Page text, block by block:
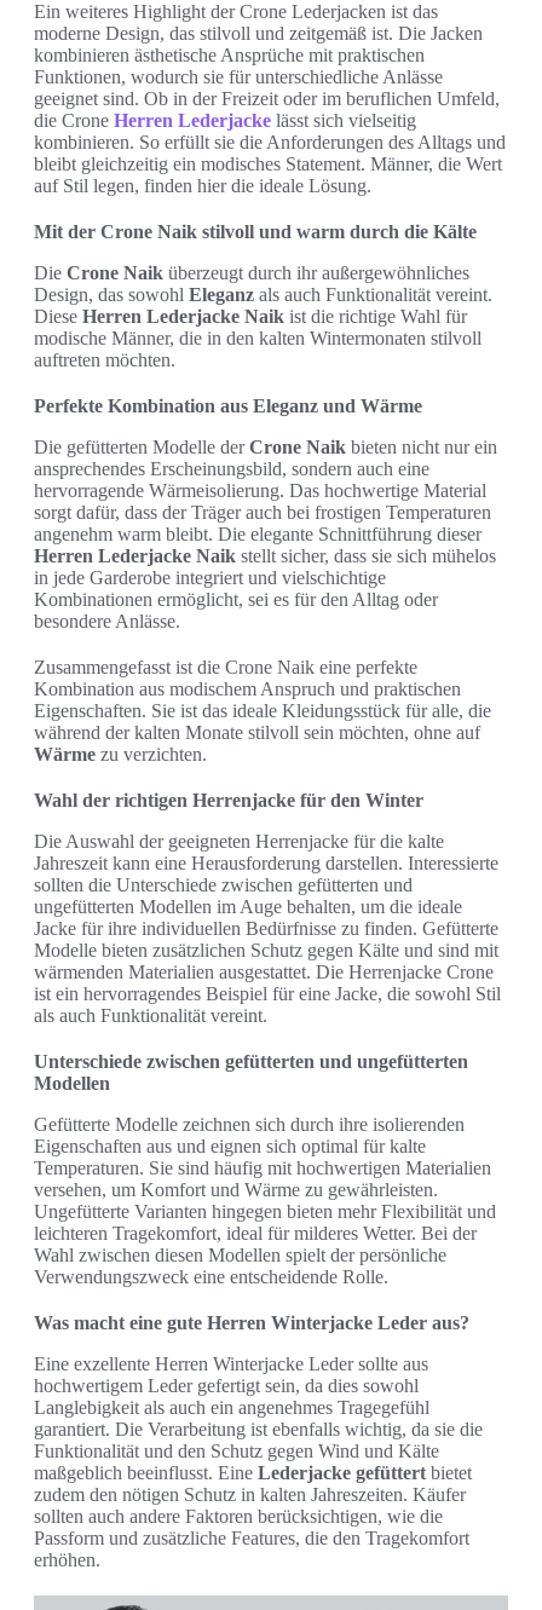
Ein weiteres Highlight der Crone Lederjacken ist das
moderne Design, das stilvoll und zeitgemäß ist. Die Jacken
kombinieren ästhetische Ansprüche mit praktischen
Funktionen, wodurch sie für unterschiedliche Anlässe
geeignet sind. Ob in der Freizeit oder im beruflichen Umfeld,
die Crone Herren Lederjacke lässt sich vielseitig
kombinieren. So erfüllt sie die Anforderungen des Alltags und
bleibt gleichzeitig ein modisches Statement. Männer, die Wert
auf Stil legen, finden hier die ideale Lösung.
Mit der Crone Naik stilvoll und warm durch die Kälte
Die Crone Naik überzeugt durch ihr außergewöhnliches
Design, das sowohl Eleganz als auch Funktionalität vereint.
Diese Herren Lederjacke Naik ist die richtige Wahl für
modische Männer, die in den kalten Wintermonaten stilvoll
auftreten möchten.
Perfekte Kombination aus Eleganz und Wärme
Die gefütterten Modelle derCrone Naik bieten nicht nur ein
ansprechendes Erscheinungsbild, sondern auch eine
hervorragende Wärmeisolierung. Das hochwertige Material
sorgt dafür, dass der Träger auch bei frostigen Temperaturen
angenehm warm bleibt. Die elegante Schnittführung dieser
Herren Lederjacke Naik stellt sicher, dass sie sich mühelos
in jede Garderobe integriert und vielschichtige
Kombinationen ermöglicht, sei es für den Alltag oder
besondere Anlässe.
Zusammengefasst ist die Crone Naik eine perfekte
Kombination aus modischem Anspruch und praktischen
Eigenschaften. Sie ist das ideale Kleidungsstück für alle, die
während der kalten Monate stilvoll sein möchten, ohne auf
Wärme zu verzichten.
Wahl der richtigen Herrenjacke für den Winter
Die Auswahl der geeigneten Herrenjacke für die kalte
Jahreszeit kann eine Herausforderung darstellen. Interessierte
sollten die Unterschiede zwischen gefütterten und
ungefütterten Modellen im Auge behalten, um die ideale
Jacke für ihre individuellen Bedürfnisse zu finden. Gefütterte
Modelle bieten zusätzlichen Schutz gegen Kälte und sind mit
wärmenden Materialien ausgestattet. Die Herrenjacke Crone
ist ein hervorragendes Beispiel für eine Jacke, die sowohl Stil
als auch Funktionalität vereint.
Unterschiede zwischen gefütterten und ungefütterten
Modellen
Gefütterte Modelle zeichnen sich durch ihre isolierenden
Eigenschaften aus und eignen sich optimal für kalte
Temperaturen. Sie sind häufig mit hochwertigen Materialien
versehen, um Komfort und Wärme zu gewährleisten.
Ungefütterte Varianten hingegen bieten mehr Flexibilität und
leichteren Tragekomfort, ideal für milderes Wetter. Bei der
Wahl zwischen diesen Modellen spielt der persönliche
Verwendungszweck eine entscheidende Rolle.
Was macht eine gute Herren Winterjacke Leder aus?
Eine exzellente Herren Winterjacke Leder sollte aus
hochwertigem Leder gefertigt sein, da dies sowohl
Langlebigkeit als auch ein angenehmes Tragegefühl
garantiert. Die Verarbeitung ist ebenfalls wichtig, da sie die
Funktionalität und den Schutz gegen Wind und Kälte
maßgeblich beeinflusst. Eine Lederjacke gefüttert bietet
zudem den nötigen Schutz in kalten Jahreszeiten. Käufer
sollten auch andere Faktoren berücksichtigen, wie die
Passform und zusätzliche Features, die den Tragekomfort
erhöhen.